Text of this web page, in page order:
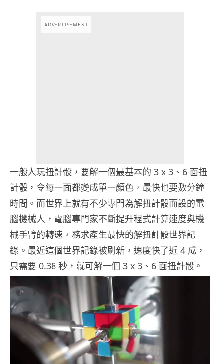
ADVERTISEMENT
一般人玩扭計骰，要解一個最基本的 3 x 3、6 面扭
計骰，令每一面都變成單一顏色，最快也要數分鐘
時間。而世界上就有不少專門為解扭計骰而設的電
腦機械人，電腦專門家不斷提升程式計算速度與機
械手臂的轉速，務求產生最快的解扭計骰世界記
錄。最近這個世界記錄被刷新，速度快了近 4 成，
只需要 0.38 秒，就可解一個 3 x 3、6 面扭計骰。